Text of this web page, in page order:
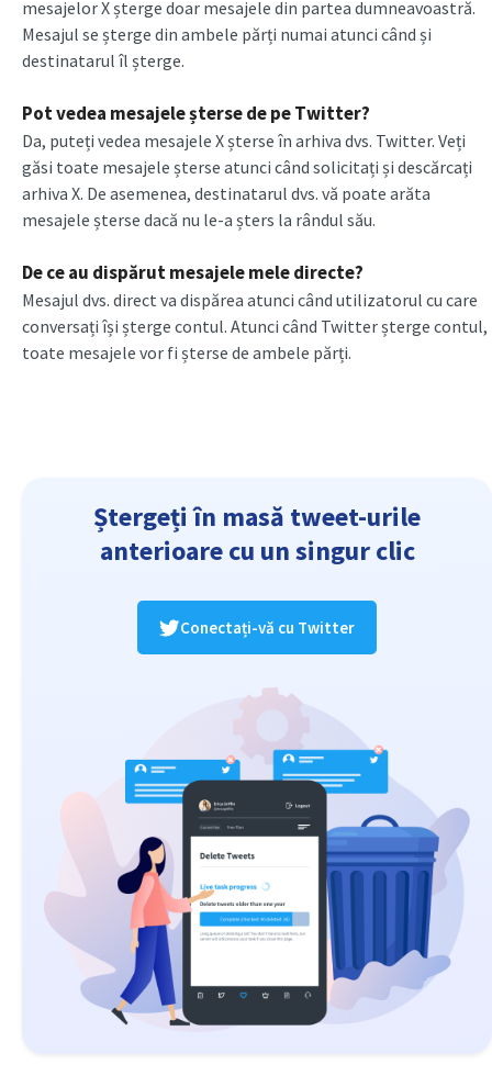
mesajelor X șterge doar mesajele din partea dumneavoastră.
Mesajul se șterge din ambele părți numai atunci când și
destinatarul îl șterge.
Pot vedea mesajele șterse de pe Twitter?
Da, puteți vedea mesajele X șterse în arhiva dvs. Twitter. Veți
găsi toate mesajele șterse atunci când solicitați și descărcați
arhiva X. De asemenea, destinatarul dvs. vă poate arăta
mesajele șterse dacă nu le-a șters la rândul său.
De ce au dispărut mesajele mele directe?
Mesajul dvs. direct va dispărea atunci când utilizatorul cu care
conversați își șterge contul. Atunci când Twitter șterge contul,
toate mesajele vor fi șterse de ambele părți.
Ștergeți în masă tweet-urile
anterioare cu un singur clic
Conectați-vă cu Twitter